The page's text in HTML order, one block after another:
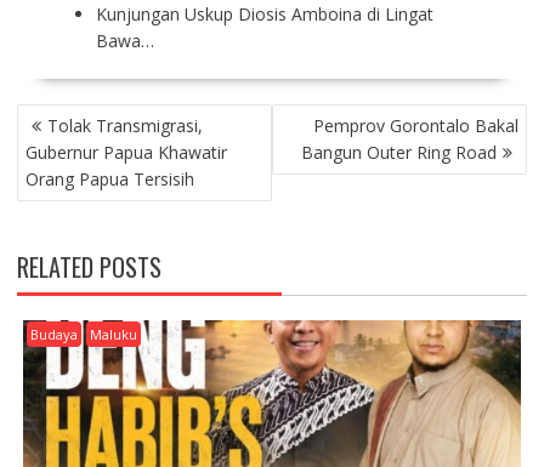
Kunjungan Uskup Diosis Amboina di Lingat
Bawa…
P
O
S
T
A
V
I
G
A
T
O
Tolak Transmigrasi,
Gubernur Papua Khawatir
Orang Papua Tersisih
Pemprov Gorontalo Bakal
Bangun Outer Ring Road
RELATED POSTS
Budaya Maluku